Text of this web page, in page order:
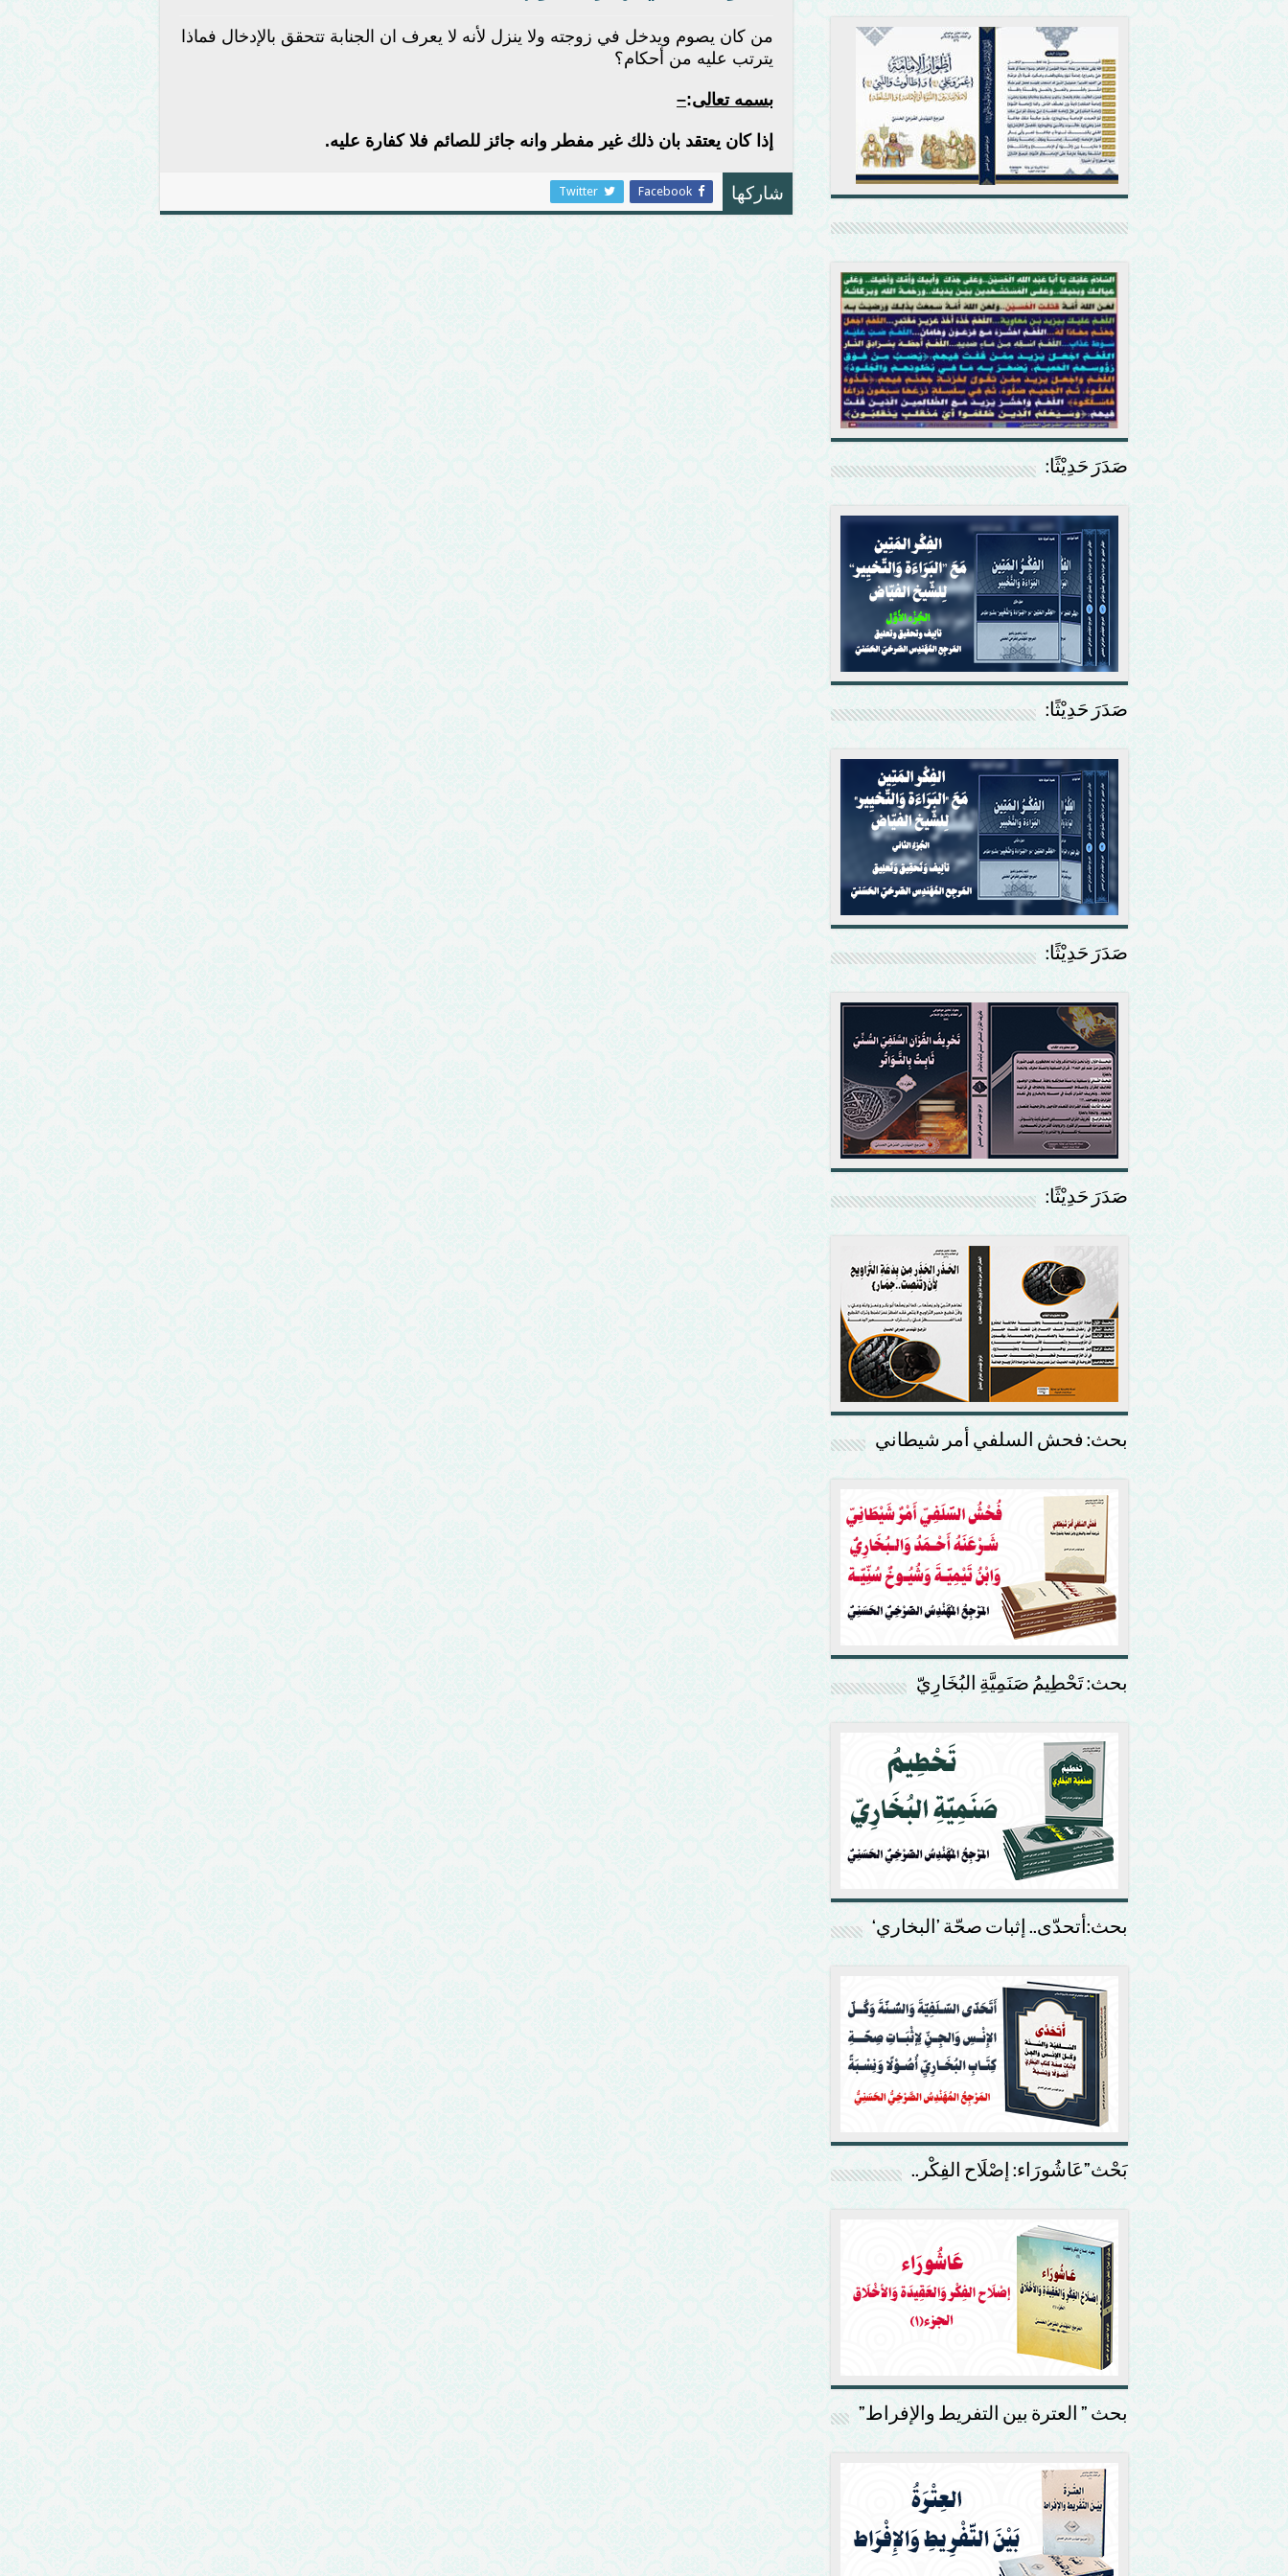
من كان يصوم ويدخل في زوجته ولا ينزل لأنه لا يعرف ان الجنابة تتحقق بالإدخال فماذا
يترتب عليه من أحكام؟
بسمه تعالى:
–
إذا كان يعتقد بان ذلك غير مفطر وانه جائز للصائم فلا كفارة عليه.
شاركها Facebook
Twitter
صَدَرَ حَدِيْثًا:
صَدَرَ حَدِيْثًا:
صَدَرَ حَدِيْثًا:
صَدَرَ حَدِيْثًا:
بحث: فحش السلفي أمر شيطاني
بحث: تَحْطِيمُ صَنَمِيَّةِ البُخَارِيّ
بحث:أتحدّى.. إثبات صحّة ’البخاري‘
بَحْث”عَاشُورَاء: إصْلَاح الفِكْر..
بحث ” العترة بين التفريط والإفراط”